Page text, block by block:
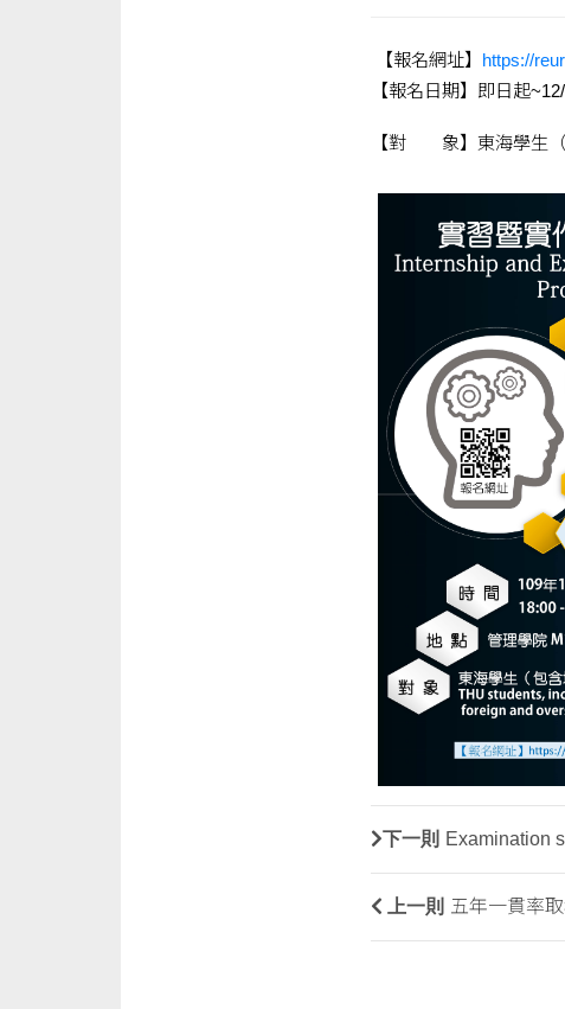
【報名網址】 https://
【報名日期】即日起
【對 象】東海學生（
下一則 Examination
上一則 五年一貫率